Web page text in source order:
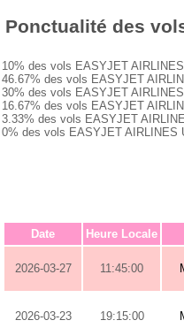
Ponctualité des
10% des vols EASYJET
46.67% des vols EASYJET
30% des vols EASYJET
16.67% des vols EASYJET
3.33% des vols EASYJET
0% des vols EASYJET AIRLINES
Date Heure Locale
2026-03-27 11:45:00
2026-03-23 19:15:00